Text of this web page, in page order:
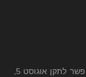
לתקן
אוגוסט 5,